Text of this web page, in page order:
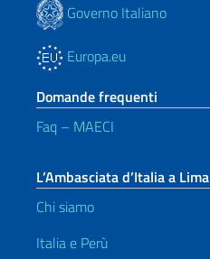
Governo Italiano
Europa.eu
Domande frequenti
Faq – MAECI
L’Ambasciata d’Italia a Lima
Chi siamo
Italia e Perù